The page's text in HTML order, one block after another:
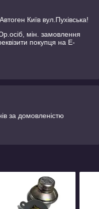
Київ вул.Пухівська!
мін. замовлення
покупця на Е-
за домовленістю